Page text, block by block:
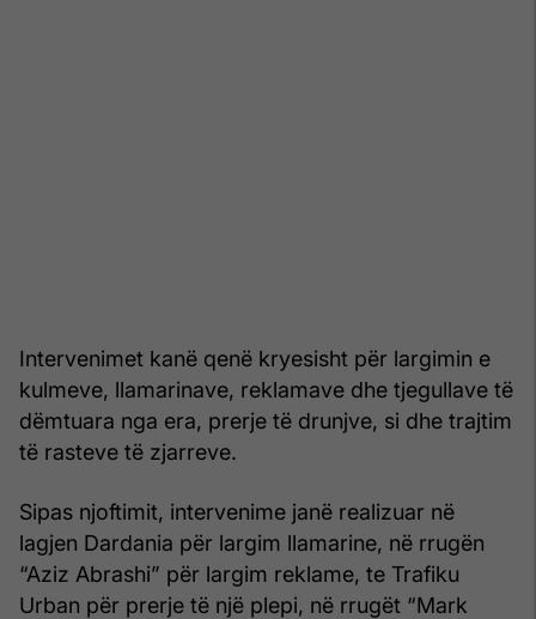
Intervenimet kanë qenë kryesisht për largimin e
kulmeve, llamarinave, reklamave dhe tjegullave të
dëmtuara nga era, prerje të drunjve, si dhe trajtim
të rasteve të zjarreve.
Sipas njoftimit, intervenime janë realizuar në
lagjen Dardania për largim llamarine, në rrugën
“Aziz Abrashi” për largim reklame, te Trafiku
Urban për prerje të një plepi, në rrugët “Mark